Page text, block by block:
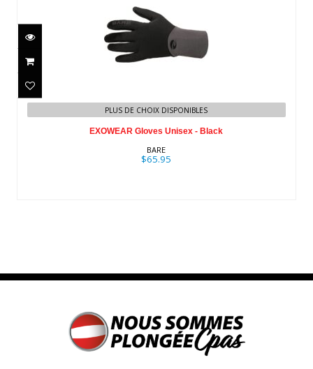
$65.95
PLUS DE CHOIX DISPONIBLES
EXOWEAR Gloves Unisex - Black
BARE
$65.95